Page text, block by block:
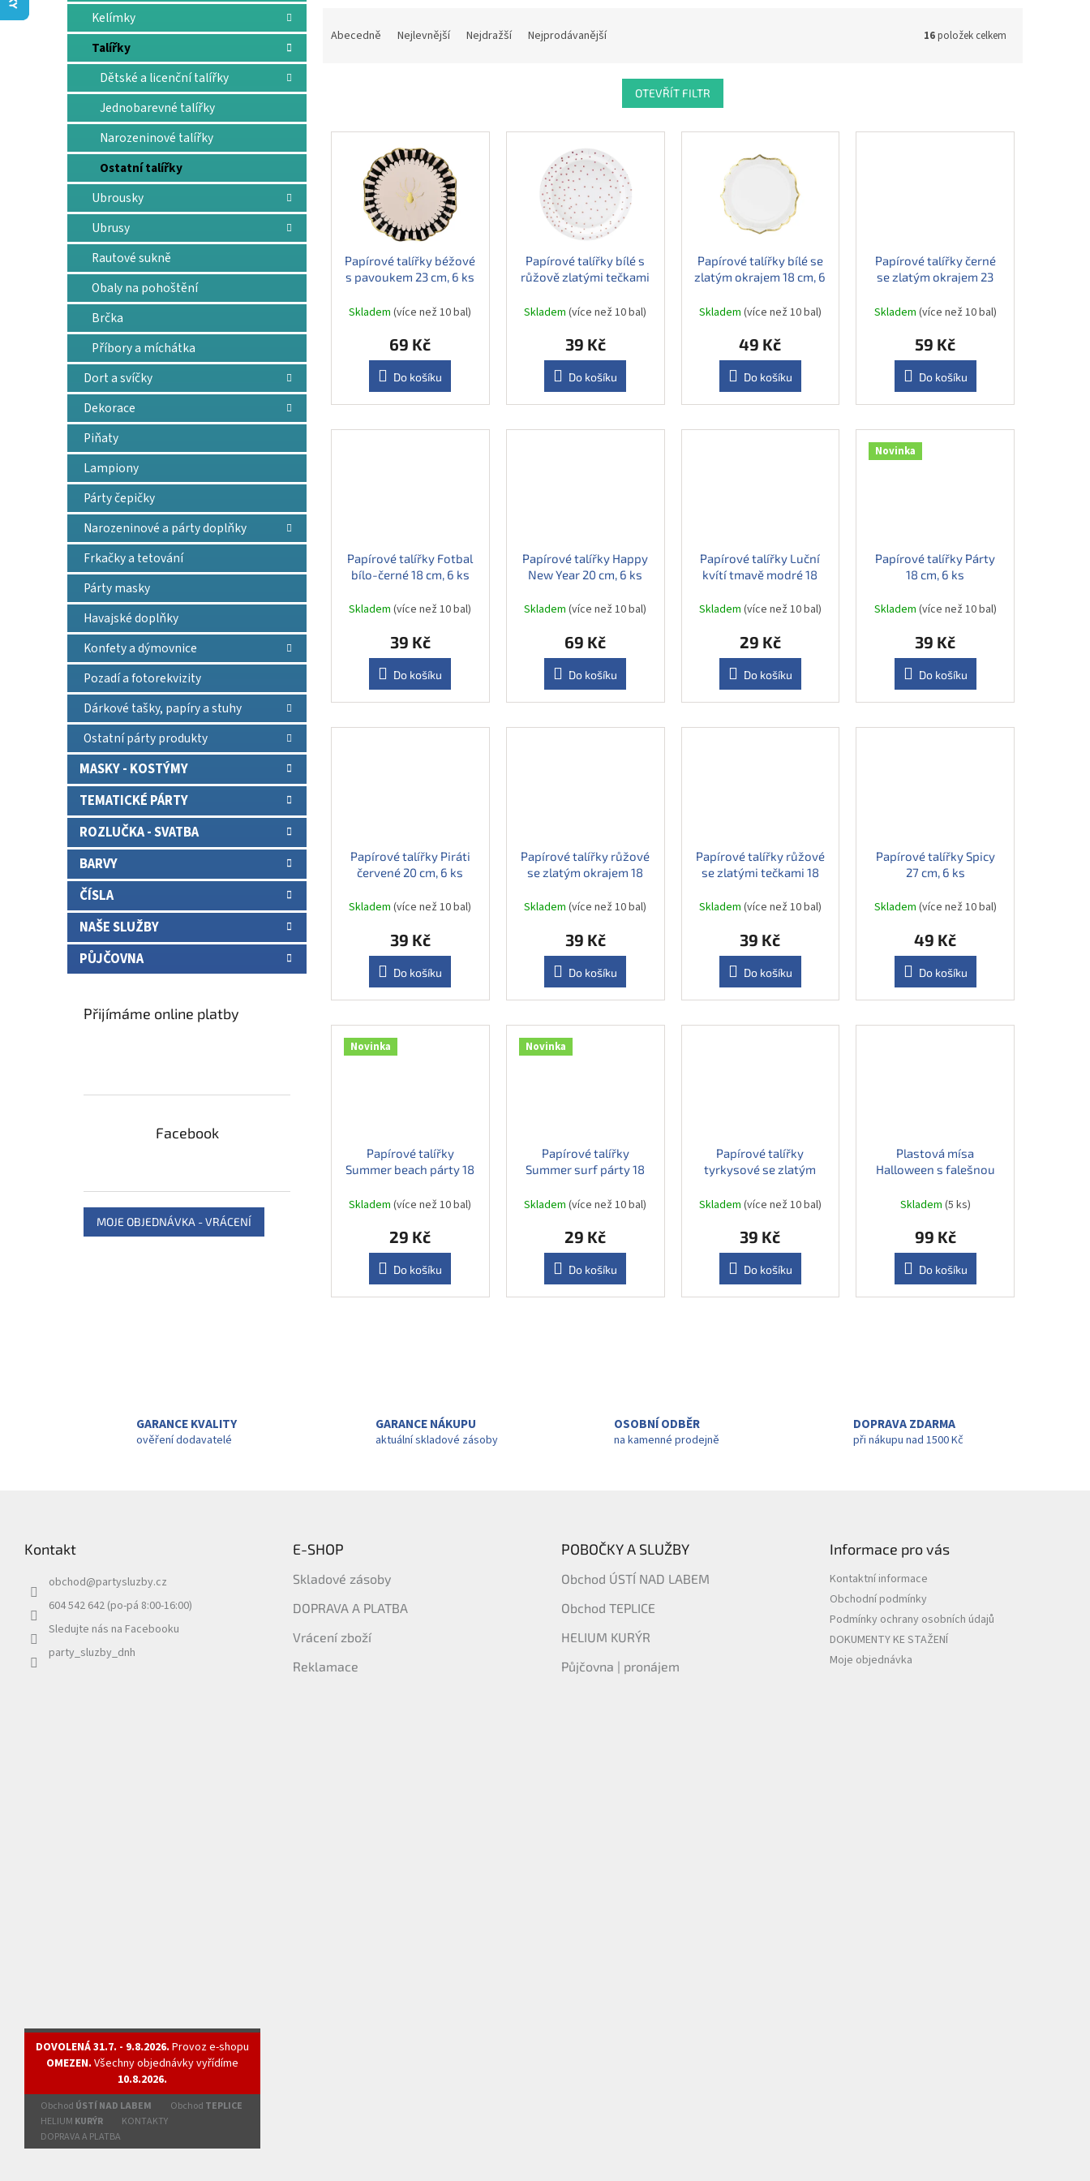
l
Kelímky
Talířky
Dětské a licenční talířky
Jednobarevné talířky
Narozeninové talířky
Ostatní talířky
Ubrousky
Ubrusy
Rautové sukně
Obaly na pohoštění
Brčka
Příbory a míchátka
Dort a svíčky
Dekorace
Piňaty
Lampiony
Párty čepičky
Narozeninové a párty doplňky
Frkačky a tetování
Párty masky
Havajské doplňky
Konfety a dýmovnice
Pozadí a fotorekvizity
Dárkové tašky, papíry a stuhy
Ostatní párty produkty
MASKY - KOSTÝMY
TEMATICKÉ PÁRTY
ROZLUČKA - SVATBA
BARVY
ČÍSLA
NAŠE SLUŽBY
PŮJČOVNA
Přijímáme online platby
Facebook
MOJE OBJEDNÁVKA - VRÁCENÍ
Abecedně Nejlevnější Nejdražší Nejprodávanější 16položek celkem
OTEVŘÍT FILTR
V
Papírové talířky béžové
s pavoukem 23 cm, 6 ks
Skladem(více než 10 bal)
69 Kč
Do košíku
Papírové talířky bílé s
růžově zlatými tečkami
Skladem(více než 10 bal)
39 Kč
Do košíku
Papírové talířky bílé se
zlatým okrajem 18 cm, 6
Skladem (více než 10 bal)
49 Kč
Do košíku
Papírové talířky černé
se zlatým okrajem 23
Skladem (více než 10 bal)
59 Kč
Do košíku
Papírové talířky Fotbal
bílo-černé 18 cm, 6 ks
Skladem(více než 10 bal)
39 Kč
Do košíku
Papírové talířky Happy
New Year 20 cm, 6 ks
Skladem(více než 10 bal)
69 Kč
Do košíku
Papírové talířky Luční
kvítí tmavě modré 18
Skladem (více než 10 bal)
29 Kč
Do košíku
Novinka
Papírové talířky Párty
18 cm, 6 ks
Skladem (více než 10 bal)
39 Kč
Do košíku
Papírové talířky Piráti
červené 20 cm, 6 ks
Skladem(více než 10 bal)
39 Kč
Do košíku
Papírové talířky růžové
se zlatým okrajem 18
Skladem(více než 10 bal)
39 Kč
Do košíku
Papírové talířky růžové
se zlatými tečkami 18
Skladem (více než 10 bal)
39 Kč
Do košíku
Papírové talířky Spicy
27 cm, 6 ks
Skladem (více než 10 bal)
49 Kč
Do košíku
Novinka
Papírové talířky
Summer beach párty 18
Skladem(více než 10 bal)
29 Kč
Do košíku
Novinka
Papírové talířky
Summer surf párty 18
Skladem(více než 10 bal)
29 Kč
Do košíku
Papírové talířky
tyrkysové se zlatým
Skladem (více než 10 bal)
39 Kč
Do košíku
Plastová mísa
Halloween s falešnou
Skladem (5 ks)
99 Kč
Do košíku
c
ý
i
GARANCE KVALITY
ověření dodavatelé
GARANCE NÁKUPU
aktuální skladové zásoby
OSOBNÍ ODBĚR
na kamenné prodejně
DOPRAVA ZDARMA
při nákupu nad 1500 Kč
Kontakt
obchod@partysluzby.cz
604 542 642 (po-pá 8:00-16:00)
Sledujte nás na Facebooku
party_sluzby_dnh
E-SHOP
Skladové zásoby
DOPRAVA A PLATBA
Vrácení zboží
Reklamace
POBOČKY A SLUŽBY
Obchod ÚSTÍ NAD LABEM
Obchod TEPLICE
HELIUM KURÝR
Půjčovna | pronájem
Informace pro vás
Kontaktní informace
Obchodní podmínky
Podmínky ochrany osobních údajů
DOKUMENTY KE STAŽENÍ
Moje objednávka
DOVOLENÁ 31.7. - 9.8.2026. Provoz e-shopu
OMEZEN. Všechny objednávky vyřídíme
10.8.2026.
Obchod ÚSTÍ NAD LABEM Obchod TEPLICE
HELIUM KURÝR
KONTAKTY
DOPRAVA A PLATBA